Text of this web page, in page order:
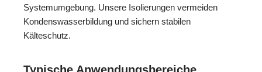
Systemumgebung. Unsere Isolierungen vermeiden
Kondenswasserbildung und sichern stabilen
Kälteschutz.